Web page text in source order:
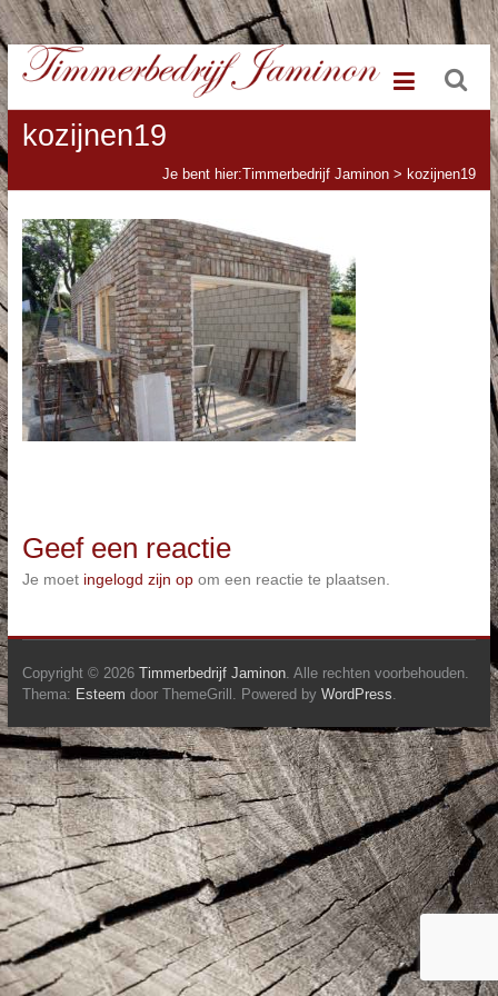
Ga
naar
inhoud
Timmerbedrijf
Jaminon
kozijnen19
Je bent hier:Timmerbedrijf Jaminon > kozijnen19
Geef een reactie
Je moet ingelogd zijn opom een reactie te plaatsen.
Copyright © 2026 Timmerbedrijf Jaminon. Alle rechten voorbehouden.
Thema: Esteem door ThemeGrill. Powered by WordPress